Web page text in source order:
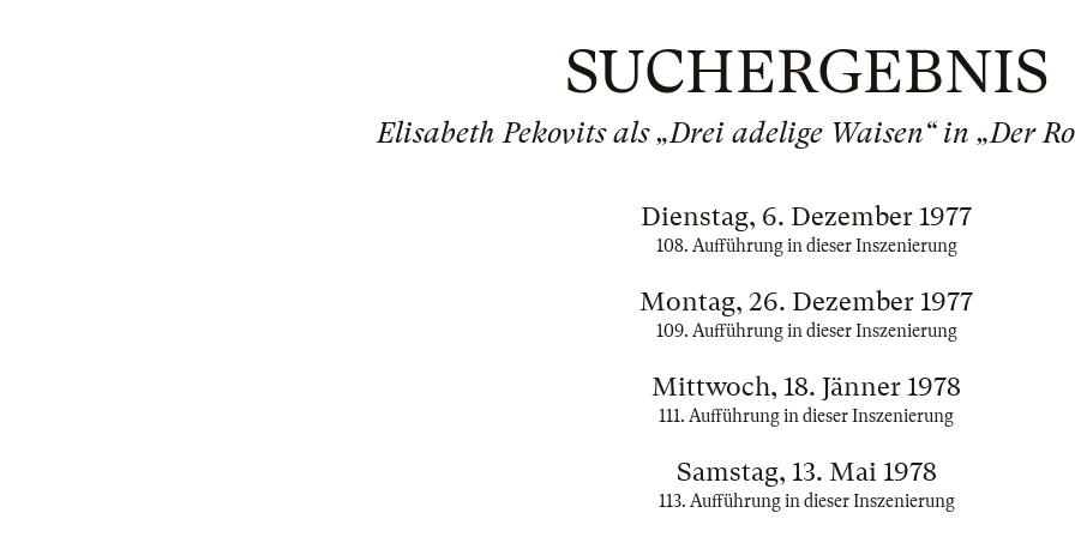
SUCHERGEBNIS
Elisabeth Pekovits als „Drei adelige Waisen“ in „Der
Dienstag, 6. Dezember 1977
108. Aufführung in dieser Inszenierung
Montag, 26. Dezember 1977
109. Aufführung in dieser Inszenierung
Mittwoch, 18. Jänner 1978
111. Aufführung in dieser Inszenierung
Samstag, 13. Mai 1978
113. Aufführung in dieser Inszenierung